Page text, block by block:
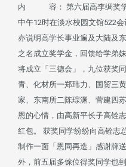
内 容： 第六届高李绸奖学
中午12时在淡水校园文馆522
亦说明高学长事业遍及大陆及
之名成立奖学金，回馈给学弟
将成立「三德会」，九位获奖
青、化材所一郑玮力、国贸三
家、东南所二陈琮渊、营建四
恩的心情，由高新平长子高铨
红包。 获奖同学纷纷向高铨志
制作一面「恩同再造」感谢牌
外，前五届多馀位得奖同学也